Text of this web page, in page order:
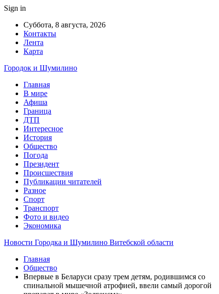
Sign in
Суббота, 8 августа, 2026
Контакты
Лента
Карта
Городок и Шумилино
Главная
В мире
Афиша
Граница
ДТП
Интересное
История
Общество
Погода
Президент
Происшествия
Публикации читателей
Разное
Спорт
Транспорт
Фото и видео
Экономика
Новости Городка и Шумилино Витебской области
Главная
Общество
Впервые в Беларуси сразу трем детям, родившимся со
спинальной мышечной атрофией, ввели самый дорогой